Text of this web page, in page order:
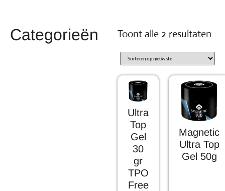
Categorieën Toont alle 2 resultaten
Ultra
Top
Gel
30
gr
TPO
Free
Magnetic
Ultra Top
Gel 50g